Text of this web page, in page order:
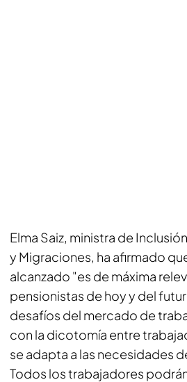
Elma Saiz, ministra de
y Migraciones, ha afirmado
alcanzado "es de máxima
pensionistas de hoy y del
desafíos del mercado de
con la dicotomía entre
se adapta a las necesidades
Todos los trabajadores